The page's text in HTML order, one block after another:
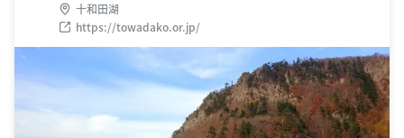
十和田湖
https://towadako.or.jp/